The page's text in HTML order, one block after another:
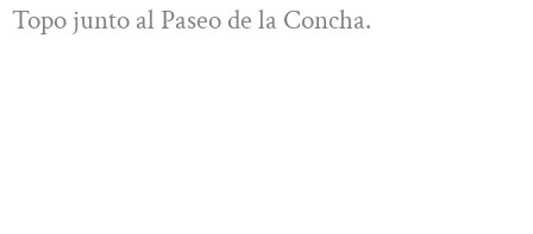
Topo junto al Paseo de la Concha.